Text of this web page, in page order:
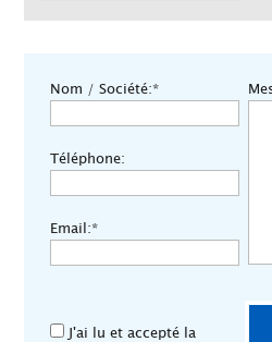
Nom / Société:*
Téléphone:
Email:*
J'ai lu et accepté la